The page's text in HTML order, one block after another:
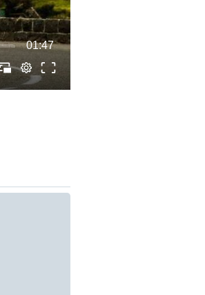
01:47